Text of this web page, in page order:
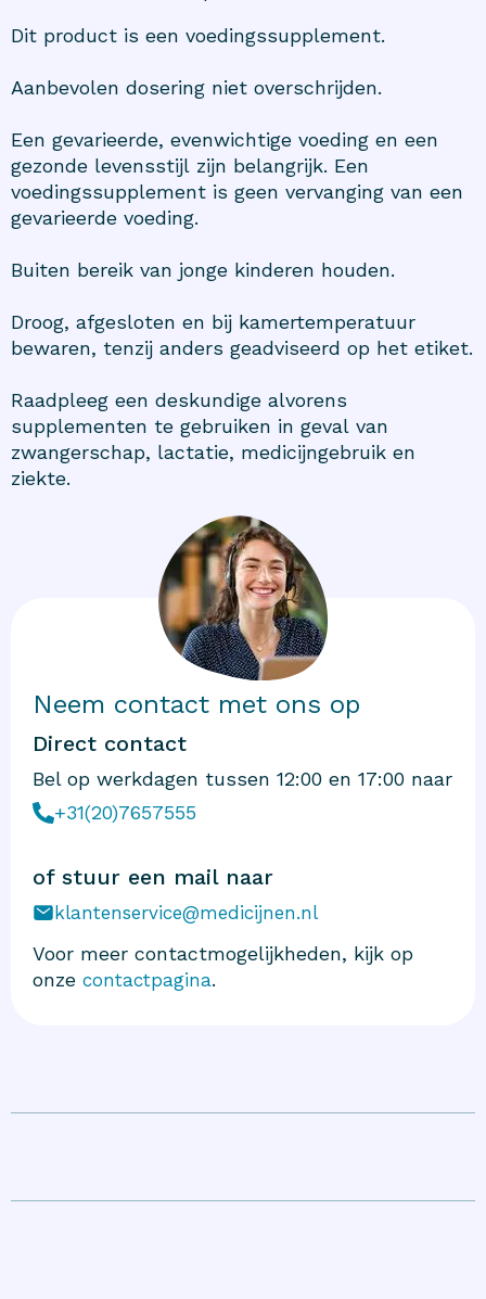
Dit product is een voedingssupplement.
Aanbevolen dosering niet overschrijden.
Een gevarieerde, evenwichtige voeding en een
gezonde levensstijl zijn belangrijk. Een
voedingssupplement is geen vervanging van een
gevarieerde voeding.
Buiten bereik van jonge kinderen houden.
Droog, afgesloten en bij kamertemperatuur
bewaren, tenzij anders geadviseerd op het etiket.
Raadpleeg een deskundige alvorens
supplementen te gebruiken in geval van
zwangerschap, lactatie, medicijngebruik en
ziekte.
Neem contact met ons op
Direct contact
Bel op werkdagen tussen 12:00 en 17:00 naar
+31(20)7657555
of stuur een mail naar
klantenservice@medicijnen.nl
Voor meer contactmogelijkheden, kijk op
onze contactpagina.